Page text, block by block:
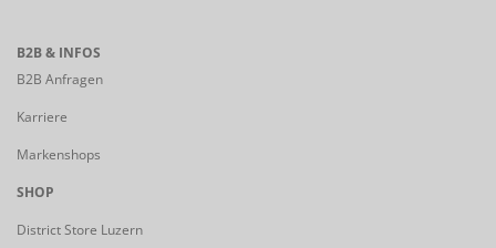
B2B & INFOS
B2B Anfragen
Karriere
Markenshops
SHOP
District Store Luzern